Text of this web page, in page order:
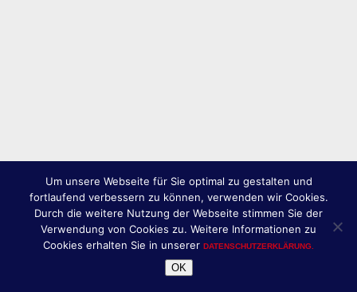
Um unsere Webseite für Sie optimal zu gestalten und
fortlaufend verbessern zu können, verwenden wir Cookies.
Durch die weitere Nutzung der Webseite stimmen Sie der
Verwendung von Cookies zu. Weitere Informationen zu
Cookies erhalten Sie in unserer DATENSCHUTZERKLÄRUNG.
OK